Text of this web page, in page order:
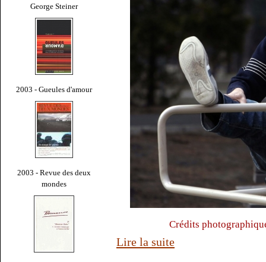
George Steiner
2003 - Gueules d'amour
2003 - Revue des deux
mondes
Crédits
Lire la suite